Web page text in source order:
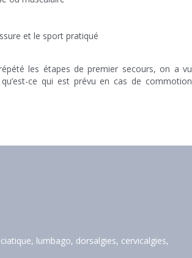
et le sport pratiqué
les étapes de premier secours, on a vu
ce qui est prévu en cas de commotion
lumbago, dorsalgies, cervicalgies,